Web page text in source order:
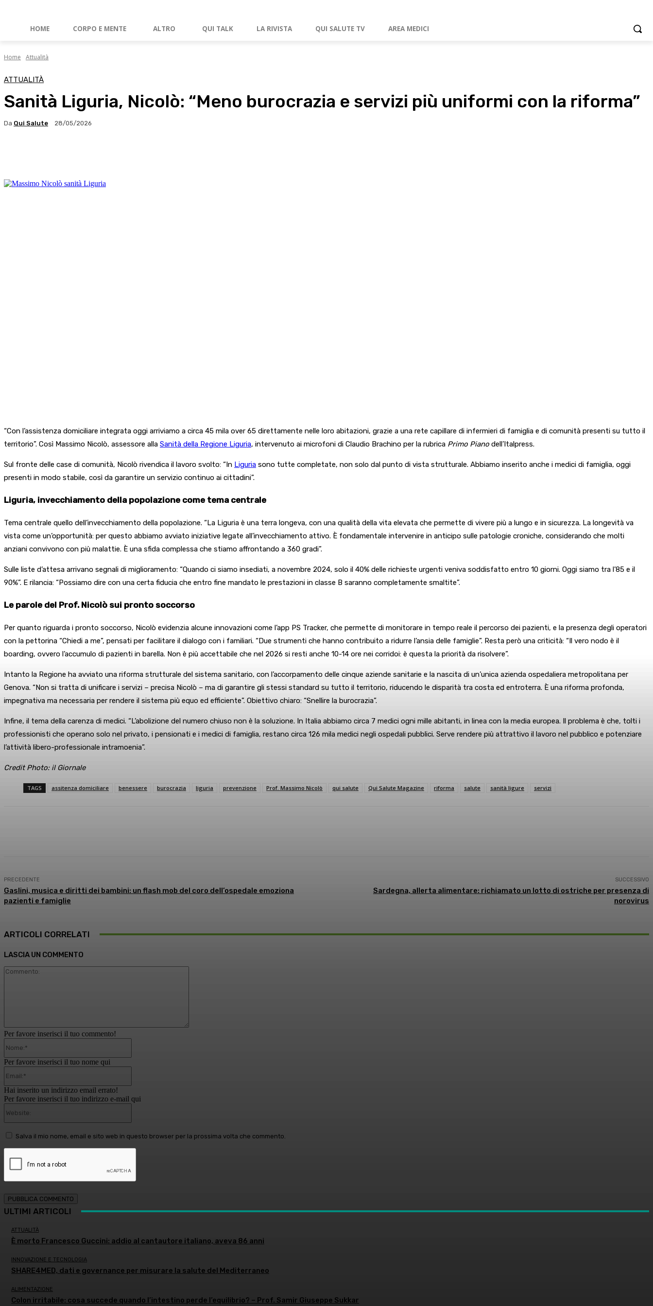
HOME CORPO E MENTE ALTRO QUI TALK LA RIVISTA QUI SALUTE TV AREA MEDICI
Home Attualità
ATTUALITÀ
Sanità Liguria, Nicolò: “Meno burocrazia e servizi più uniformi con la riforma”
Da Qui Salute 28/05/2026
“Con l’assistenza domiciliare integrata oggi arriviamo a circa 45 mila over 65 direttamente nelle loro abitazioni, grazie a una rete capillare di infermieri di famiglia e di comunità presenti su tutto il
territorio”. Così Massimo Nicolò, assessore alla Sanità della Regione Liguria, intervenuto ai microfoni di Claudio Brachino per la rubrica Primo Piano dell’Italpress.
Sul fronte delle case di comunità, Nicolò rivendica il lavoro svolto: “In Liguria sono tutte completate, non solo dal punto di vista strutturale. Abbiamo inserito anche i medici di famiglia, oggi
presenti in modo stabile, così da garantire un servizio continuo ai cittadini”.
Liguria, invecchiamento della popolazione come tema centrale
Tema centrale quello dell’invecchiamento della popolazione. “La Liguria è una terra longeva, con una qualità della vita elevata che permette di vivere più a lungo e in sicurezza. La longevità va
vista come un’opportunità: per questo abbiamo avviato iniziative legate all’invecchiamento attivo. È fondamentale intervenire in anticipo sulle patologie croniche, considerando che molti
anziani convivono con più malattie. È una sfida complessa che stiamo affrontando a 360 gradi”.
Sulle liste d’attesa arrivano segnali di miglioramento: “Quando ci siamo insediati, a novembre 2024, solo il 40% delle richieste urgenti veniva soddisfatto entro 10 giorni. Oggi siamo tra l’85 e il
90%”. E rilancia: “Possiamo dire con una certa fiducia che entro fine mandato le prestazioni in classe B saranno completamente smaltite”.
Le parole del Prof. Nicolò sui pronto soccorso
Per quanto riguarda i pronto soccorso, Nicolò evidenzia alcune innovazioni come l’app PS Tracker, che permette di monitorare in tempo reale il percorso dei pazienti, e la presenza degli operatori
con la pettorina “Chiedi a me”, pensati per facilitare il dialogo con i familiari. “Due strumenti che hanno contribuito a ridurre l’ansia delle famiglie”. Resta però una criticità: “Il vero nodo è il
boarding, ovvero l’accumulo di pazienti in barella. Non è più accettabile che nel 2026 si resti anche 10-14 ore nei corridoi: è questa la priorità da risolvere”.
Intanto la Regione ha avviato una riforma strutturale del sistema sanitario, con l’accorpamento delle cinque aziende sanitarie e la nascita di un’unica azienda ospedaliera metropolitana per
Genova. “Non si tratta di unificare i servizi – precisa Nicolò – ma di garantire gli stessi standard su tutto il territorio, riducendo le disparità tra costa ed entroterra. È una riforma profonda,
impegnativa ma necessaria per rendere il sistema più equo ed efficiente”. Obiettivo chiaro: “Snellire la burocrazia”.
Infine, il tema della carenza di medici. “L’abolizione del numero chiuso non è la soluzione. In Italia abbiamo circa 7 medici ogni mille abitanti, in linea con la media europea. Il problema è che, tolti i
professionisti che operano solo nel privato, i pensionati e i medici di famiglia, restano circa 126 mila medici negli ospedali pubblici. Serve rendere più attrattivo il lavoro nel pubblico e potenziare
l’attività libero-professionale intramoenia”.
Credit Photo: il Giornale
TAGS assitenza domiciliare benessere burocrazia liguria prevenzione Prof. Massimo Nicolò qui salute Qui Salute Magazine riforma salute sanità ligure servizi
PRECEDENTE
Gaslini, musica e diritti dei bambini: un flash mob del coro dell’ospedale emoziona
pazienti e famiglie
SUCCESSIVO
Sardegna, allerta alimentare: richiamato un lotto di ostriche per presenza di
norovirus
ARTICOLI CORRELATI
LASCIA UN COMMENTO
Per favore inserisci il tuo commento!
Per favore inserisci il tuo nome qui
Hai inserito un indirizzo email errato!
Per favore inserisci il tuo indirizzo e-mail qui
Salva il mio nome, email e sito web in questo browser per la prossima volta che commento.
ULTIMI ARTICOLI
ATTUALITÀ
È morto Francesco Guccini: addio al cantautore italiano, aveva 86 anni
INNOVAZIONE E TECNOLOGIA
SHARE4MED, dati e governance per misurare la salute del Mediterraneo
ALIMENTAZIONE
Colon irritabile: cosa succede quando l’intestino perde l’equilibrio? – Prof. Samir Giuseppe Sukkar